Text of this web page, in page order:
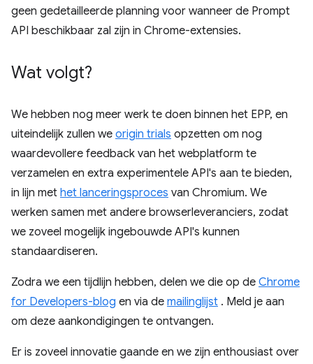
geen gedetailleerde planning voor wanneer de Prompt
API beschikbaar zal zijn in Chrome-extensies.
Wat volgt?
We hebben nog meer werk te doen binnen het EPP, en
uiteindelijk zullen we origin trials opzetten om nog
waardevollere feedback van het webplatform te
verzamelen en extra experimentele API's aan te bieden,
in lijn met het lanceringsproces van Chromium. We
werken samen met andere browserleveranciers, zodat
we zoveel mogelijk ingebouwde API's kunnen
standaardiseren.
Zodra we een tijdlijn hebben, delen we die op de Chrome
for Developers-blog en via de mailinglijst . Meld je aan
om deze aankondigingen te ontvangen.
Er is zoveel innovatie gaande en we zijn enthousiast over